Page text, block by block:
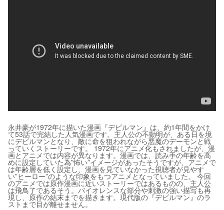
永井豪が1972年に描いた漫画『デビルマン』は、約1年間をかけ
て53話で完結した人気漫画です。主人公の不動明が、ある日を境
にデビルマンとなり、敵に命を狙われながら悪魔のデーモンと戦
っていくストーリーです。 1972年にアニメ化もされましたが、漫
画とアニメでは内容が異なります。漫画では、読み手の年齢を高
めに設定していた為”怖い”イメージがあったそうですが、アニメで
は年齢層を低く設定し、漫画を見ていなかった視聴者が見やす
い”ヒーロー”のような印象をもつアニメとなっていました。 今回
のアニメでは原作漫画に近いストーリーではあるものの、主人公
は飛鳥了であるそう。バイオレンスな部分や刺激の強い描写も再
現し、原作の結末までを描きます。現代版の『デビルマン』のラ
ストまで目が離せません。